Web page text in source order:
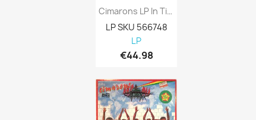
Cimarons LP In Time Kansi EX Levy EX LP
LP SKU 566748
LP
€44.98